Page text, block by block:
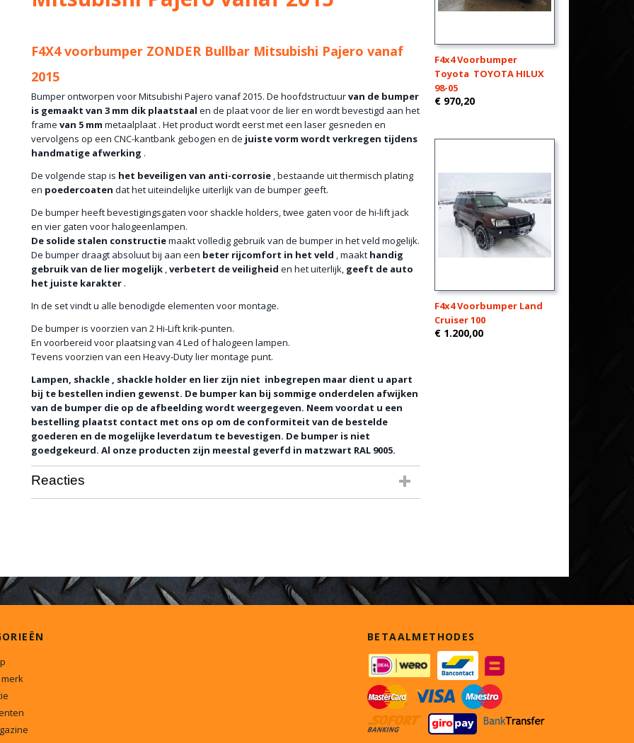
F4X4 voorbumper ZONDER Bullbar Mitsubishi Pajero vanaf
2015
Bumper ontworpen voor Mitsubishi Pajero vanaf 2015. De hoofdstructuurvan de bumper
is gemaakt van 3 mm dik plaatstaal en de plaat voor de lier en wordt bevestigd aan het
frame van 5 mm metaalplaat . Het product wordt eerst met een laser gesneden en
vervolgens op een CNC-kantbank gebogen en de juiste vorm wordt verkregen tijdens
handmatige afwerking .
De volgende stap is het beveiligen van anti-corrosie , bestaande uit thermisch plating
en poedercoaten dat het uiteindelijke uiterlijk van de bumper geeft.
De bumper heeft bevestigingsgaten voor shackle holders, twee gaten voor de hi-lift jack
en vier gaten voor halogeenlampen.
De solide stalen constructiemaakt volledig gebruik van de bumper in het veld mogelijk.
De bumper draagt ​​absoluut bij aan een beter rijcomfort in het veld , maakt handig
gebruik van de lier mogelijk ,verbetert de veiligheid en het uiterlijk, geeft de auto
het juiste karakter .
In de set vindt u alle benodigde elementen voor montage.
De bumper is voorzien van 2 Hi-Lift krik-punten.
En voorbereid voor plaatsing van 4 Led of halogeen lampen.
Tevens voorzien van een Heavy-Duty lier montage punt.
Lampen, shackle , shackle holder en lier zijn niet inbegrepen maar dient u apart
bij te bestellen indien gewenst. De bumper kan bij sommige onderdelen afwijken
van de bumper die op de afbeelding wordt weergegeven. Neem voordat u een
bestelling plaatst contact met ons op om de conformiteit van de bestelde
goederen en de mogelijke leverdatum te bevestigen. De bumper is niet
goedgekeurd. Al onze producten zijn meestal geverfd in matzwart RAL 9005.
Reacties
F4x4 Voorbumper
Toyota TOYOTA HILUX
98-05
€ 970,20
F4x4 Voorbumper Land
Cruiser 100
€ 1.200,00
BETAALMETHODES